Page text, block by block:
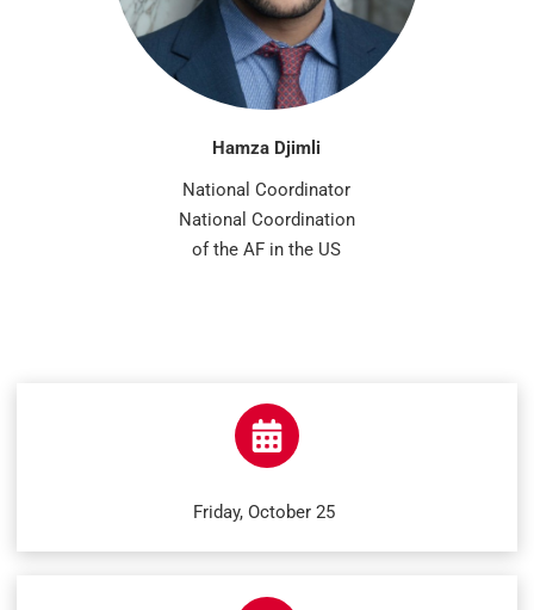
Hamza Djimli
National Coordinator
National Coordination
of the AF in the US
Friday, October 25